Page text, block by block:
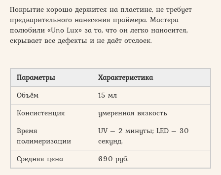
Покрытие хорошо держится на пластине, не требует
предварительного нанесения праймера. Мастера
полюбили «Uno Lux» за то, что он легко наносится,
скрывает все дефекты и не даёт отслоек.
Параметры
Характеристика
Объём
15 мл
Консистенция
умеренная вязкость
Время
полимеризации
UV – 2 минуты; LED – 30
секунд.
Средняя цена
690 руб.